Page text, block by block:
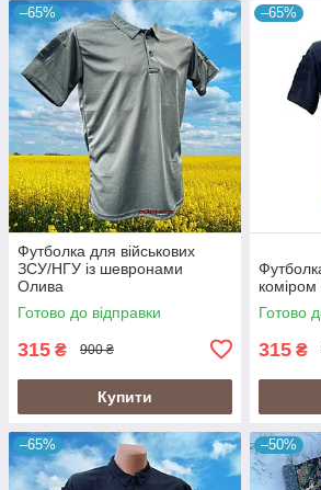
–65%
Футболка для військових
ЗСУ/НГУ із шевронами
Олива
Готово до відправки
315 ₴ 900 ₴
Купити
–65%
Готово
315 ₴
–65% –50%